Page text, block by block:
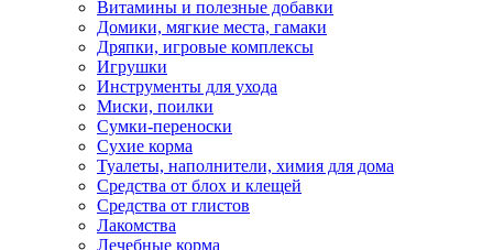
Витамины и полезные добавки
Домики, мягкие места, гамаки
Дряпки, игровые комплексы
Игрушки
Инструменты для ухода
Миски, поилки
Сумки-переноски
Сухие корма
Туалеты, наполнители, химия для дома
Средства от блох и клещей
Средства от глистов
Лакомства
Лечебные корма